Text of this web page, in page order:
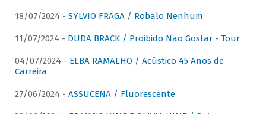
18/07/2024 - SYLVIO FRAGA / Robalo Nenhum
11/07/2024 - DUDA BRACK / Proibido Não Gostar - Tour
04/07/2024 - ELBA RAMALHO / Acústico 45 Anos de
Carreira
27/06/2024 - ASSUCENA / Fluorescente